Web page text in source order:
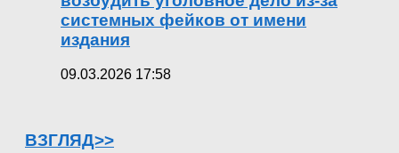
системных фейков от имени
издания
09.03.2026 17:58
ВЗГЛЯД>>